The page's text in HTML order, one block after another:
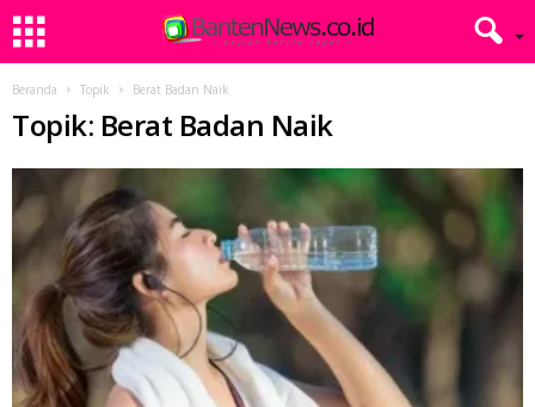
Beranda Topik Berat Badan Naik
Topik: Berat Badan Naik